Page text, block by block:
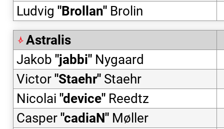
Ludvig "Brollan" Brolin
Astralis
Jakob "jabbi" Nygaard
Victor "Staehr" Staehr
Nicolai "device" Reedtz
Casper "cadiaN" Møller